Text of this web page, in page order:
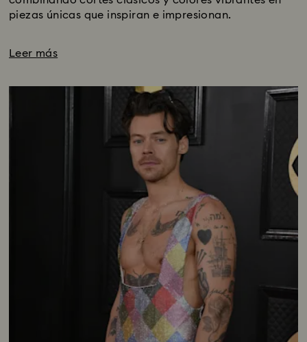
piezas únicas que inspiran e impresionan.
Leer más